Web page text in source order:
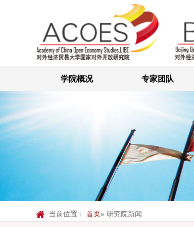
学院概况 专家团队
当前位置： 首页» 研究院新闻